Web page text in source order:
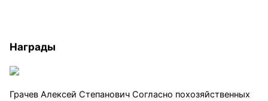
Награды
Грачев Алексей Степанович Согласно похозяйственных